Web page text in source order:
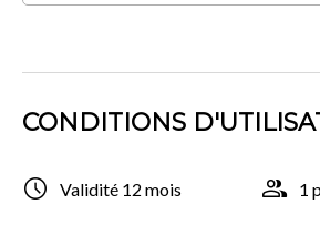
CONDITIONS
Validité 12 mois 1